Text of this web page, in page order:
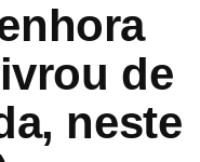
de
neste